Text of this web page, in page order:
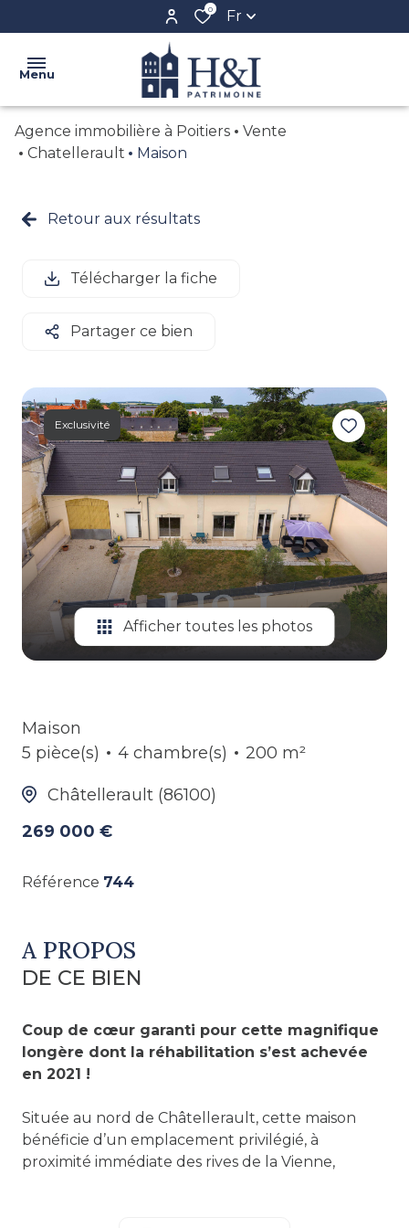
0 Fr
Menu
ACCUEIL
NOS
BIENS
CONFIEZ
BIEN
VOTRE
ALERTE
GESTION
LOCATIVE
Agence immobilière à Poitiers
Vente
Chatellerault
Maison
Retour aux résultats
Télécharger la fiche
Partager ce bien
Exclusivité
Afficher toutes les photos
Maison
5 pièce(s)
4 chambre(s) 200 m²
Châtellerault (86100)
269 000 €
Référence 744
A PROPOS
DE CE BIEN
Coup de cœur garanti pour cette magnifique
longère dont la réhabilitation s’est achevée
en 2021 !
Située au nord de Châtellerault, cette maison
bénéficie d’un emplacement privilégié, à
proximité immédiate des rives de la Vienne,